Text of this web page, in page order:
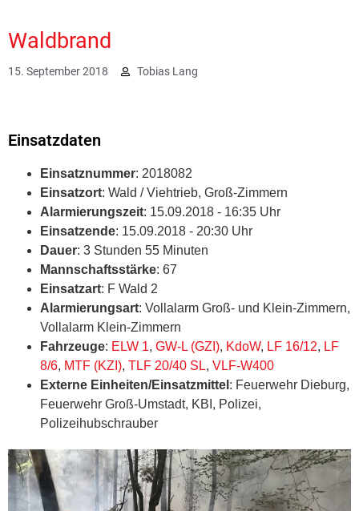
Waldbrand
15. September 2018 Tobias Lang
Einsatzdaten
Einsatznummer: 2018082
Einsatzort: Wald / Viehtrieb, Groß-Zimmern
Alarmierungszeit: 15.09.2018 - 16:35 Uhr
Einsatzende: 15.09.2018 - 20:30 Uhr
Dauer: 3 Stunden 55 Minuten
Mannschaftsstärke: 67
Einsatzart: F Wald 2
Alarmierungsart: Vollalarm Groß- und Klein-Zimmern,
Vollalarm Klein-Zimmern
Fahrzeuge: ELW 1, GW-L (GZI), KdoW, LF 16/12, LF
8/6, MTF (KZI), TLF 20/40 SL, VLF-W400
Externe Einheiten/Einsatzmittel : Feuerwehr Dieburg,
Feuerwehr Groß-Umstadt, KBI, Polizei,
Polizeihubschrauber